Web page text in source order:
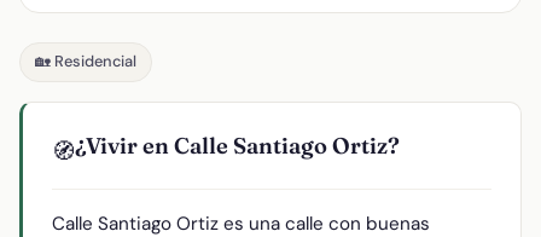
🏡 Residencial
🧭¿Vivir en Calle Santiago Ortiz?
Calle Santiago Ortiz es una calle con buenas